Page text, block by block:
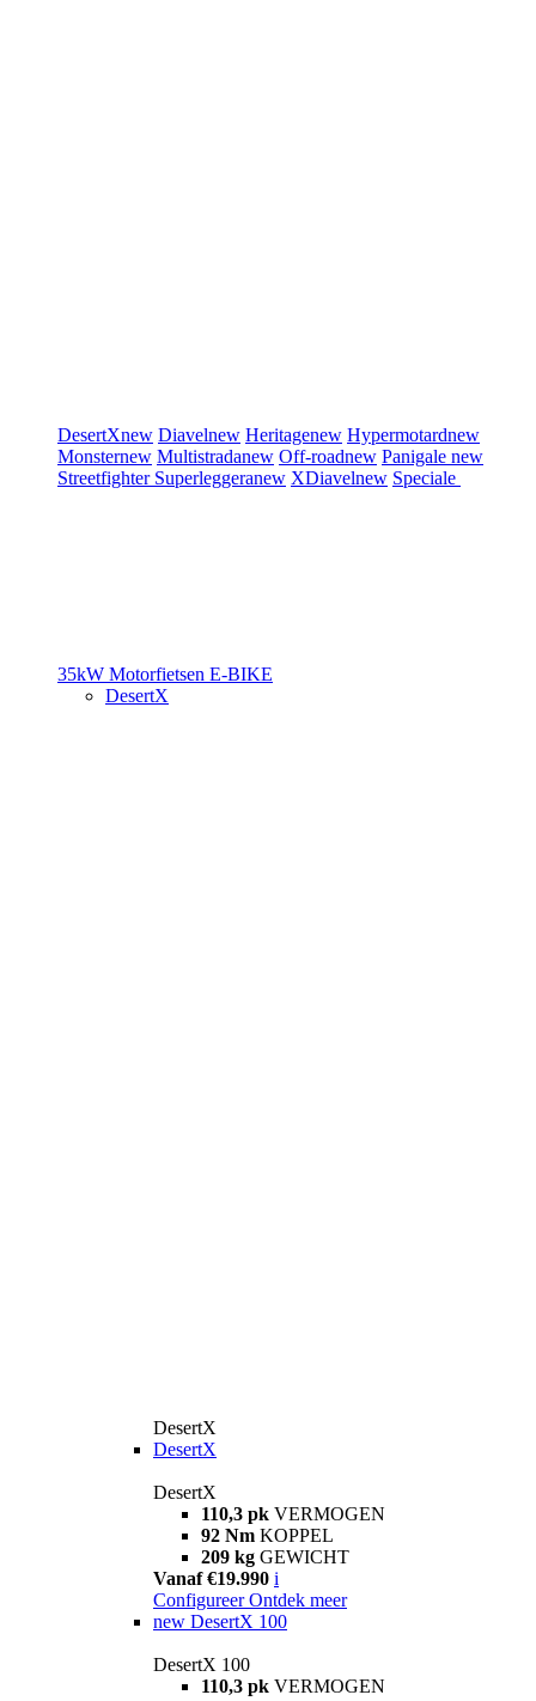
DesertXnew Diavelnew Heritagenew Hypermotardnew
Monsternew Multistradanew Off-roadnew Panigale new
Streetfighter Superleggeranew XDiavelnew Speciale
35kW Motorfietsen E-BIKE
DesertX
DesertX
DesertX
DesertX
110,3 pk VERMOGEN
92 Nm KOPPEL
209 kg GEWICHT
Vanaf €19.990 i
Configureer Ontdek meer
new DesertX 100
DesertX 100
110,3 pk VERMOGEN